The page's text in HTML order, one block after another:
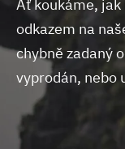
Ať koukáme,
odkazem na
chybně zadaný
vyprodán, nebo